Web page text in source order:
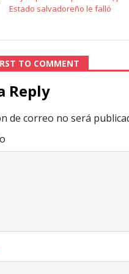
Estado salvadoreño le falló
TO COMMENT
Reply
de correo no será